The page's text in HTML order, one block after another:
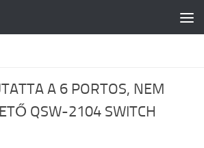
A 6 PORTOS, NEM
QSW-2104 SWITCH